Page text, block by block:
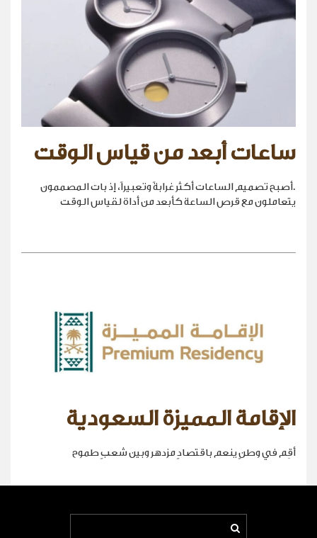
ساعات أبعد من قياس الوقت
.أصبح تصميم الساعات أكثر غرابةً وتعبيراً، إذ بات المصممون
يتعاملون مع قرص الساعة كأبعد من أداة لقياس الوقت
الإقامة المميزة السعودية
أقِم في وطنٍ ينعم باقتصادٍ مزدهر وبين شعبٍ طموح